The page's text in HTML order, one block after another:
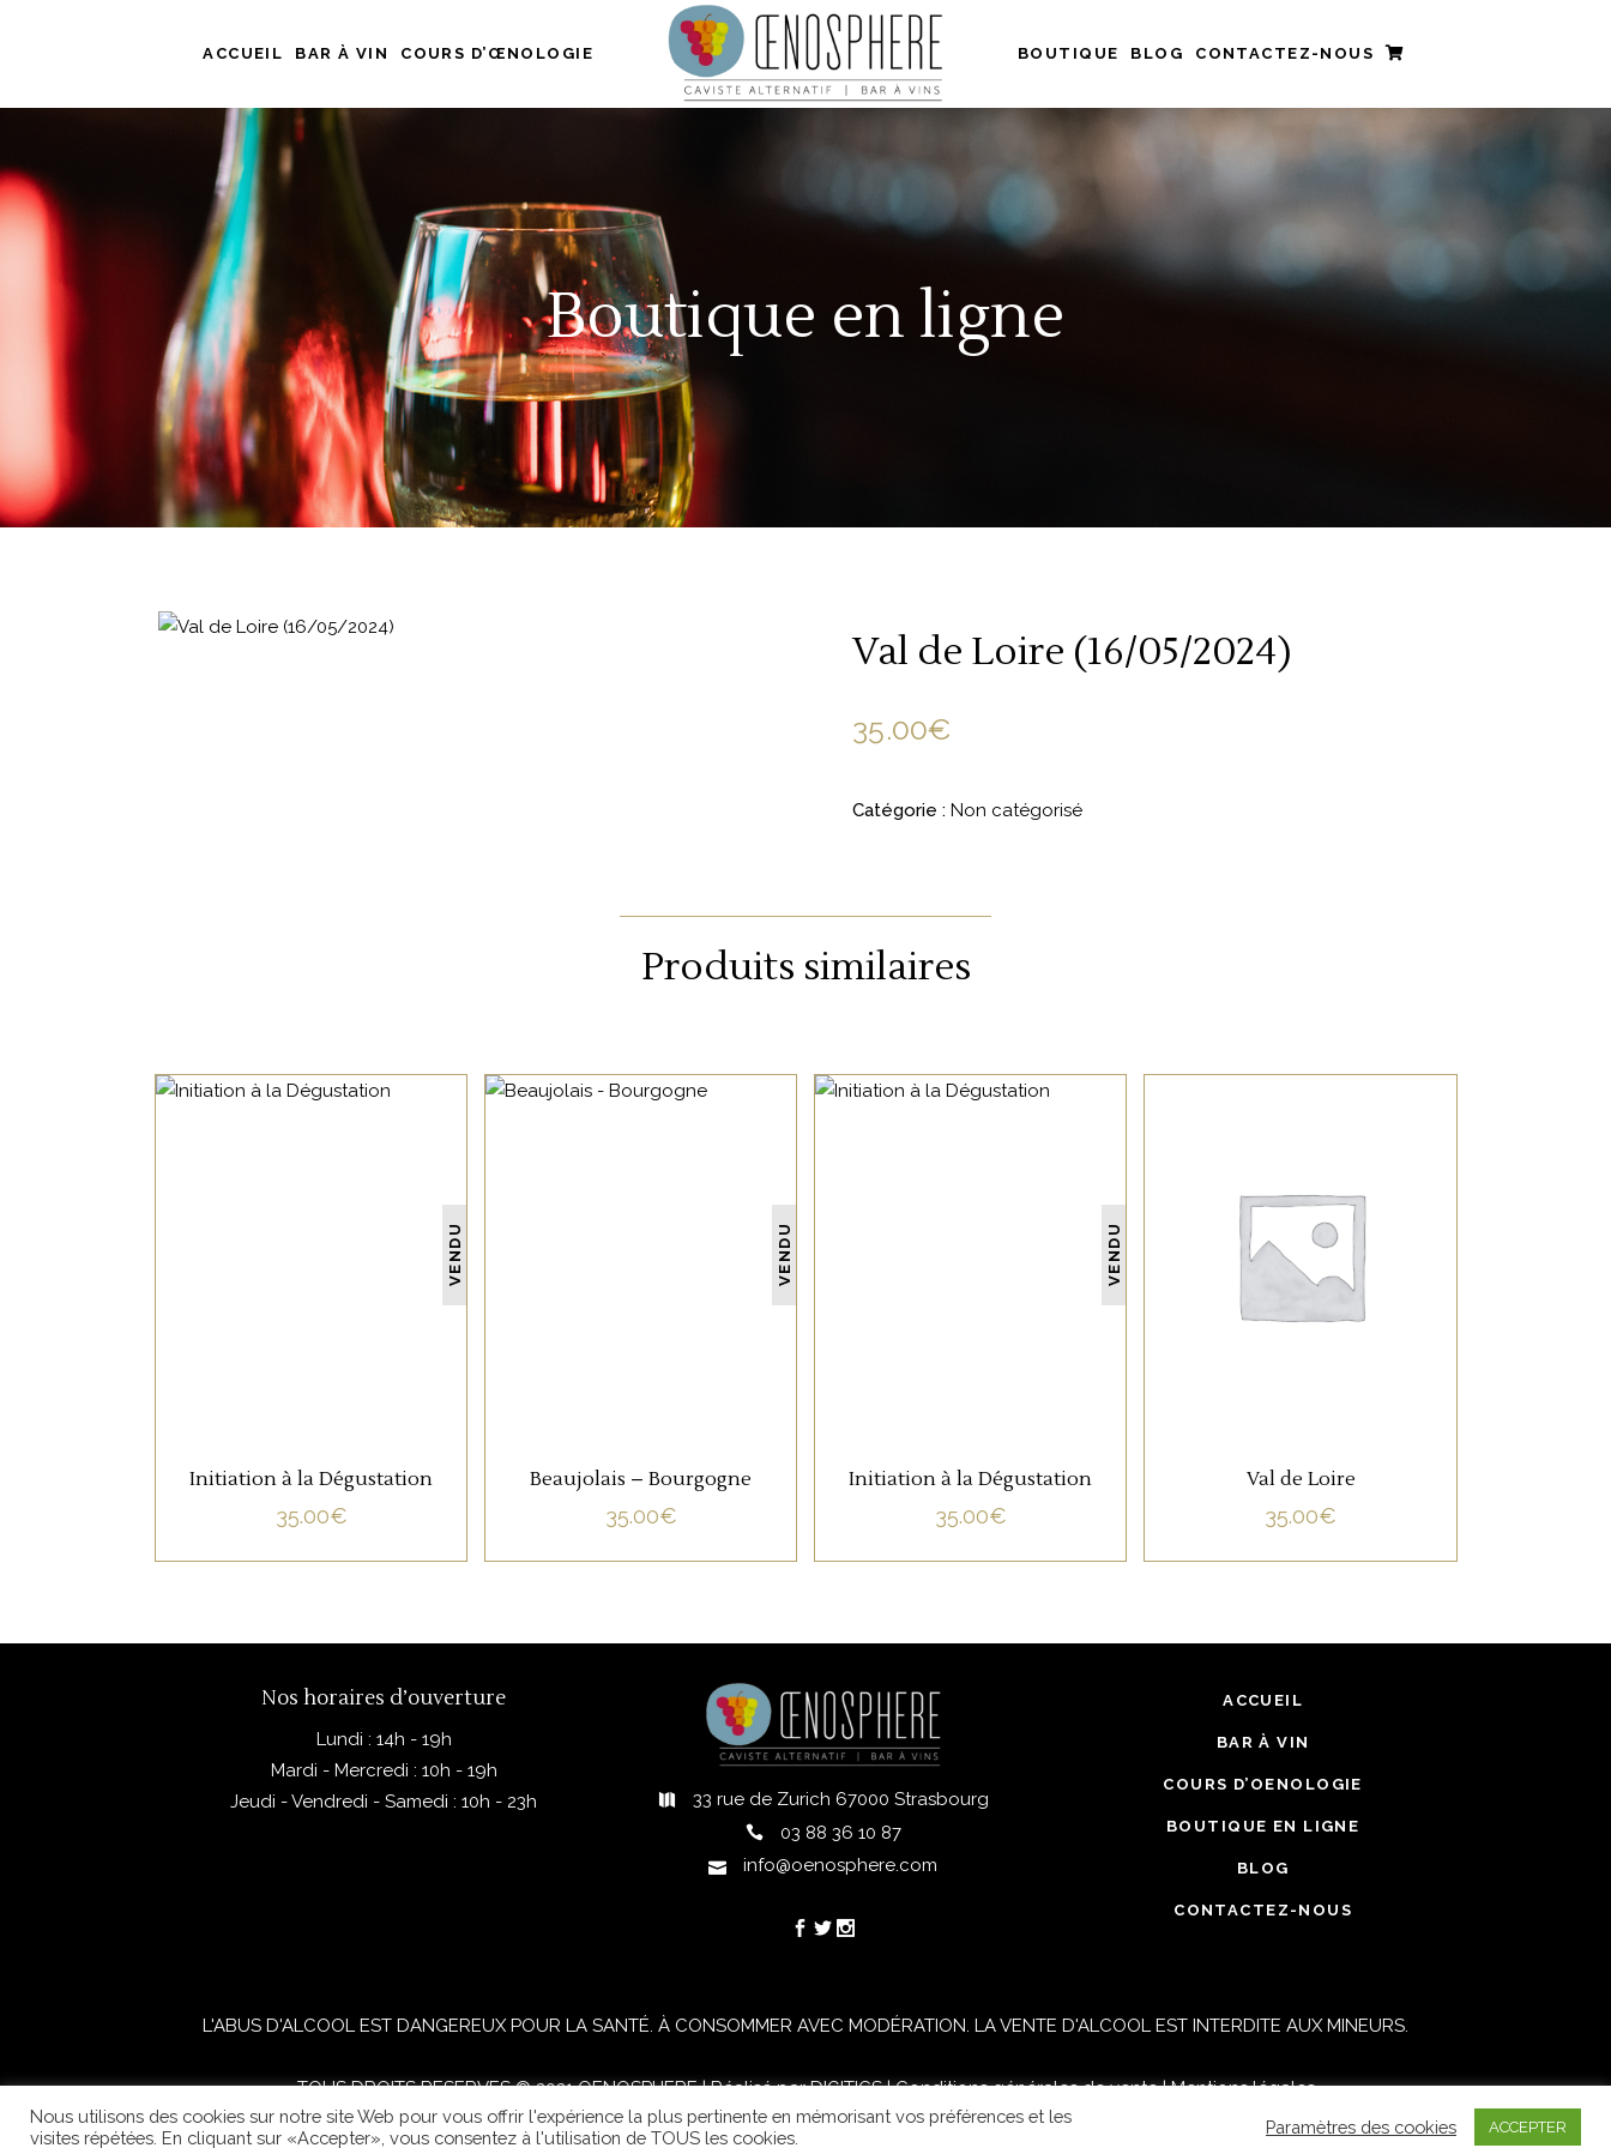
ACCUEIL BAR À VIN COURS D’ŒNOLOGIE BOUTIQUE BLOG CONTACTEZ-NOUS
Boutique en ligne
Val de Loire (16/05/2024)
35.00€
Catégorie : Non catégorisé
Produits similaires
VENDU
Initiation à la Dégustation
35.00€
VENDU
Beaujolais – Bourgogne
35.00€
VENDU
Initiation à la Dégustation
35.00€
NON CATÉGORISÉ
LIRE LA SUITE
Val de Loire
35.00€
Nos horaires d’ouverture
Lundi : 14h - 19h
Mardi - Mercredi : 10h - 19h
Jeudi - Vendredi - Samedi : 10h - 23h
33 rue de Zurich 67000 Strasbourg
03 88 36 10 87
info@oenosphere.com
ACCUEIL
BAR À VIN
COURS D’OENOLOGIE
BOUTIQUE EN LIGNE
BLOG
CONTACTEZ-NOUS
L'ABUS D'ALCOOL EST DANGEREUX POUR LA SANTÉ. À CONSOMMER AVEC MODÉRATION. LA VENTE D'ALCOOL EST INTERDITE AUX MINEURS.
TOUS DROITS RESERVES © 2021 OENOSPHERE | Réalisé parDIGITICS|Conditions générales de vente|Mentions légales
Nous utilisons des cookies sur notre site Web pour vous offrir l'expérience la plus pertinente en mémorisant vos préférences et les
visites répétées. En cliquant sur «Accepter», vous consentez à l'utilisation de TOUS les cookies.
Paramètres des cookies ACCEPTER